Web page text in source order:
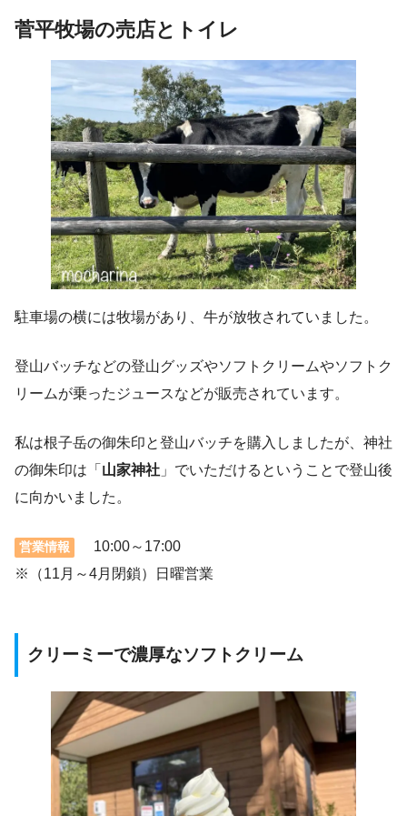
菅平牧場の売店とトイレ
駐車場の横には牧場があり、牛が放牧されていました。
登山バッチなどの登山グッズやソフトクリームやソフトク
リームが乗ったジュースなどが販売されています。
私は根子岳の御朱印と登山バッチを購入しましたが、神社
の御朱印は「 山家神社 」でいただけるということで登山後
に向かいました。
営業情報
10:00～17:00
※（11月～4月閉鎖）日曜営業
クリーミーで濃厚なソフトクリーム